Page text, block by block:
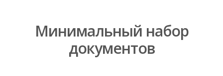
Минимальный набор
документов